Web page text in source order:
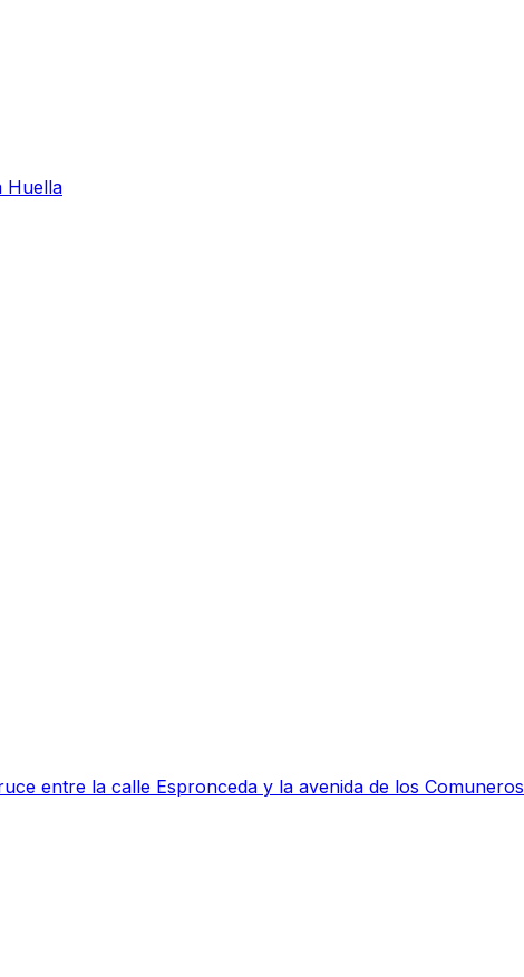
Huella
entre la calle Espronceda y la avenida de los Comuneros